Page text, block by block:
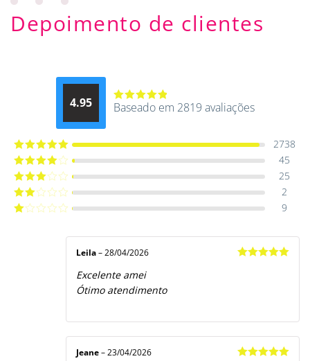
Depoimento de clientes
4.95
Avaliação
Baseado em 2819 avaliações
Avaliação5
2738
Avaliação
45
Avaliação
25
Avaliação
2
9
Leila – 28/04/2026
Excelente amei
Ótimo atendimento
Jeane – 23/04/2026